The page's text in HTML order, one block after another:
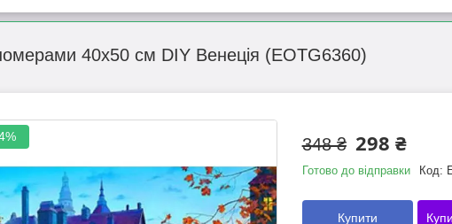
40х50 см DIY Венеція (EOTG6360)
348 ₴ 298 ₴
Готово до відправки Код:
Купити